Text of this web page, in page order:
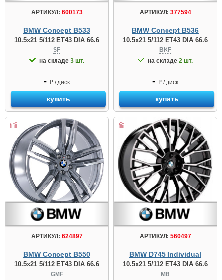
АРТИКУЛ: 600173
BMW Concept B533
10.5x21 5/112 ET43 DIA 66.6
SF
на складе 3 шт.
- ₽ / диск
купить
АРТИКУЛ: 377594
BMW Concept B536
10.5x21 5/112 ET43 DIA 66.6
BKF
на складе 2 шт.
- ₽ / диск
купить
АРТИКУЛ: 624897
BMW Concept B550
10.5x21 5/112 ET43 DIA 66.6
GMF
АРТИКУЛ: 560497
BMW D745 Individual
10.5x21 5/112 ET43 DIA 66.6
MB